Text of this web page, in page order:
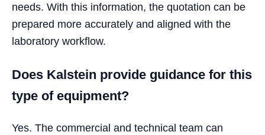
needs. With this information, the quotation can be
prepared more accurately and aligned with the
laboratory workflow.
Does Kalstein provide guidance for this
type of equipment?
Yes. The commercial and technical team can